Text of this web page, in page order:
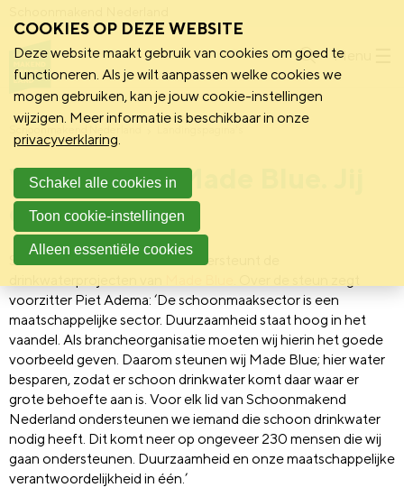
Menu
Schoonmakend Nederland
Wij steunen Made Blue. Jij
ook?
Schoonmakend Nederland ondersteunt de
voorzitter Piet Adema: ‘De schoonmaaksector is een
maatschappelijke sector. Duurzaamheid staat hoog in het
vaandel. Als brancheorganisatie moeten wij hierin het goede
voorbeeld geven. Daarom steunen wij Made Blue; hier water
besparen, zodat er schoon drinkwater komt daar waar er
grote behoefte aan is. Voor elk lid van Schoonmakend
Nederland ondersteunen we iemand die schoon drinkwater
nodig heeft. Dit komt neer op ongeveer 230 mensen die wij
gaan ondersteunen. Duurzaamheid en onze maatschappelijke
verantwoordelijkheid in één.’
COOKIES OP DEZE WEBSITE
Deze website maakt gebruik van cookies om goed te
functioneren. Als je wilt aanpassen welke cookies we
mogen gebruiken, kan je jouw cookie-instellingen
wijzigen. Meer informatie is beschikbaar in onze
privacyverklaring.
Schakel alle cookies in
Toon cookie-instellingen
Alleen essentiële cookies